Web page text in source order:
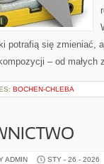
potrafią się zmieniać,
– od małych
BOCHEN-CHLEBA
ADMIN STY - 26 - 2026